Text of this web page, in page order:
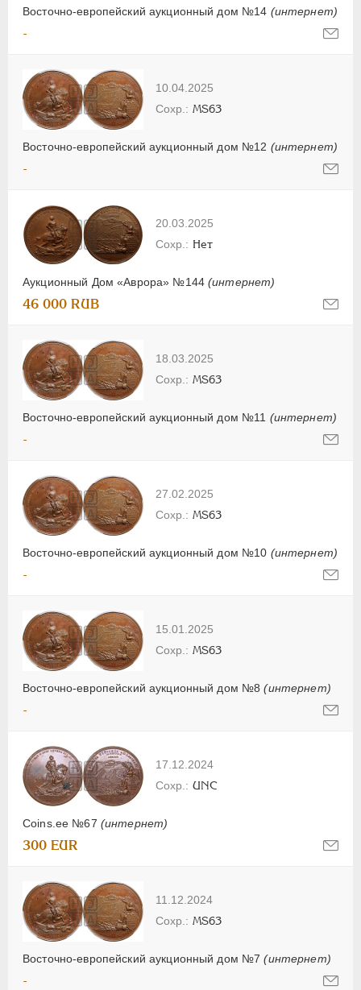
Восточно-европейский аукционный дом №14 (интернет)
-
10.04.2025
Восточно-европейский аукционный дом №12 (интернет)
MS63
-
20.03.2025
Аукционный Дом «Аврора» №144(интернет)
Нет
46 000 RUB
18.03.2025
Восточно-европейский аукционный дом №11 (интернет)
MS63
-
27.02.2025
Восточно-европейский аукционный дом №10 (интернет)
MS63
-
15.01.2025
Восточно-европейский аукционный дом №8(интернет)
MS63
-
17.12.2024
Coins.ee №67 (интернет)
UNC
300 EUR
11.12.2024
Восточно-европейский аукционный дом №7(интернет)
MS63
-